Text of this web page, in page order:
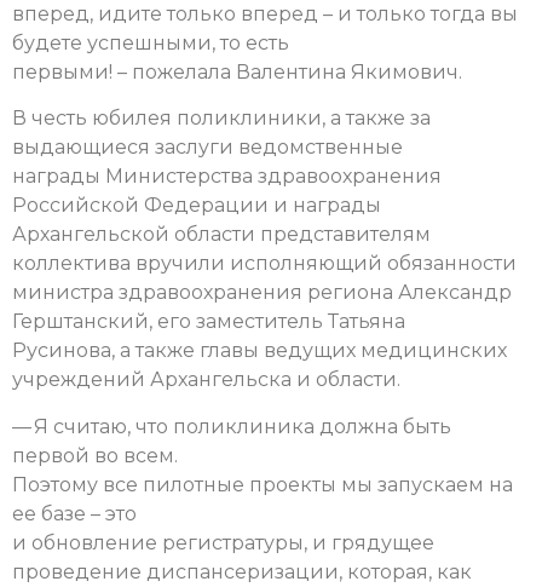
вперед, идите только вперед – и только тогда вы
будете успешными, то есть
первыми! – пожелала Валентина Якимович.
В честь юбилея поликлиники, а также за
выдающиеся заслуги ведомственные
награды Министерства здравоохранения
Российской Федерации и награды
Архангельской области представителям
коллектива вручили исполняющий обязанности
министра здравоохранения региона Александр
Герштанский, его заместитель Татьяна
Русинова, а также главы ведущих медицинских
учреждений Архангельска и области.
— Я считаю, что поликлиника должна быть
первой во всем.
Поэтому все пилотные проекты мы запускаем на
ее базе – это
и обновление регистратуры, и грядущее
проведение диспансеризации, которая, как